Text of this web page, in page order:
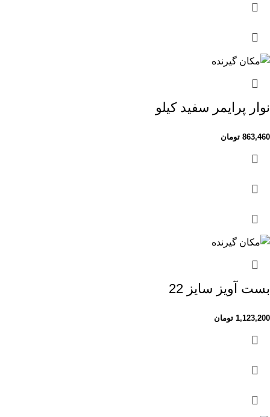
نوار پرایمر سفید کیلو
863,460 تومان
بست آویز سایز 22
1,123,200 تومان